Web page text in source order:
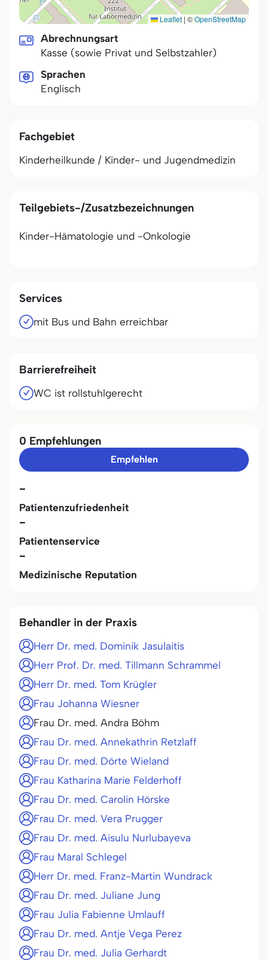
Leaflet | ©OpenStreetMap
Abrechnungsart
Kasse (sowie Privat und Selbstzahler)
Sprachen
Englisch
Fachgebiet
Kinderheilkunde / Kinder- und Jugendmedizin
Teilgebiets-/Zusatzbezeichnungen
Kinder-Hämatologie und -Onkologie
Services
mit Bus und Bahn erreichbar
Barrierefreiheit
WC ist rollstuhlgerecht
0 Empfehlungen
Empfehlen
-
Patientenzufriedenheit
-
Patientenservice
-
Medizinische Reputation
Behandler in der Praxis
Herr Dr. med. Dominik Jasulaitis
Herr Prof. Dr. med. Tillmann Schrammel
Herr Dr. med. Tom Krügler
Frau Johanna Wiesner
Frau Dr. med. Andra Böhm
Frau Dr. med. Annekathrin Retzlaff
Frau Dr. med. Dörte Wieland
Frau Katharina Marie Felderhoff
Frau Dr. med. Carolin Hörske
Frau Dr. med. Vera Prugger
Frau Dr. med. Aisulu Nurlubayeva
Frau Maral Schlegel
Herr Dr. med. Franz-Martin Wundrack
Frau Dr. med. Juliane Jung
Frau Julia Fabienne Umlauff
Frau Dr. med. Antje Vega Perez
Frau Dr. med. Julia Gerhardt